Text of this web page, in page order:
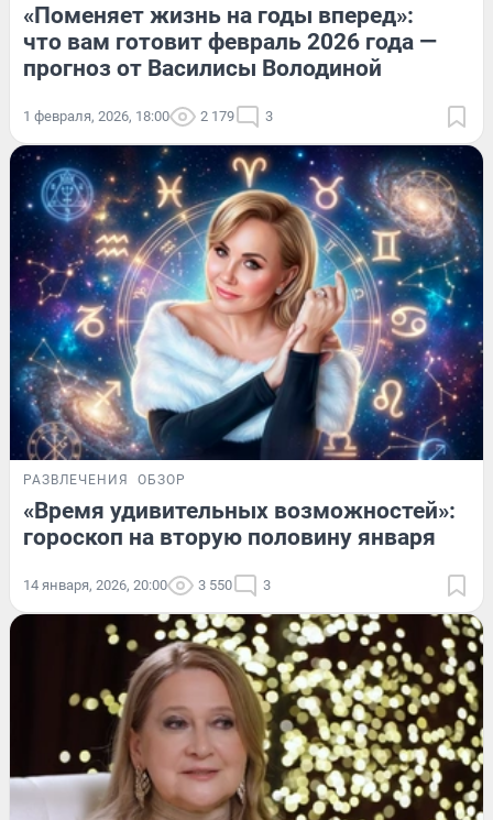
«Поменяет жизнь на годы вперед»:
что вам готовит февраль 2026 года —
прогноз от Василисы Володиной
1 февраля, 2026, 18:00 2 179 3
РАЗВЛЕЧЕНИЯ ОБЗОР
«Время удивительных возможностей»:
гороскоп на вторую половину января
14 января, 2026, 20:00 3 550 3